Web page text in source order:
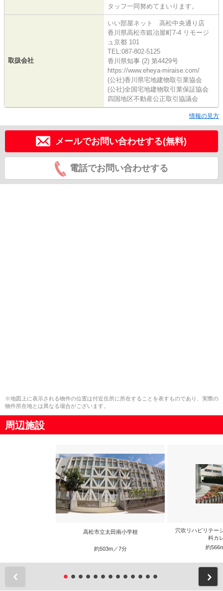
タッフ一同努めてまいります。
取扱会社
いい部屋ネット 高松中央通り店
香川県高松市鍛冶屋町7-4 リモージ
ュ京都 101
TEL:087-802-5125
香川県知事 (2) 第4429号
https://www.eheya-miraise.com/
(公社)香川県宅地建物取引業協会
(公社)全国宅地建物取引業保証協会
四国地区不動産公正取引協議会
情報の見方
メールでお問い合わせする(無料)
電話でお問い合わせする
※地図上に表示される物件の位置は付近住所に所在することを表すものであり、実際の
物件所在地とは異なる場合がございます。
周辺施設
高松市立太田南小学校
約503m／7分
穴吹リハビリテー
科カ
約